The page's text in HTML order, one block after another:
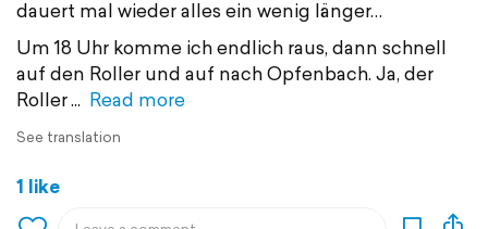
dauert mal wieder alles ein wenig länger…
Um 18 Uhr komme ich endlich raus, dann schnell
auf den Roller und auf nach Opfenbach. Ja, der
Roller
Read more
See translation
1 like